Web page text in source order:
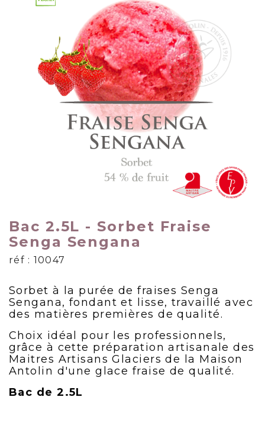
Bac 2.5L - Sorbet Fraise
Senga Sengana
réf : 10047
Sorbet à la purée de fraises Senga
Sengana, fondant et lisse, travaillé avec
des matières premières de qualité.
Choix idéal pour les professionnels,
grâce à cette préparation artisanale des
Maitres Artisans Glaciers de la Maison
Antolin d'une glace fraise de qualité.
Bac de 2.5L